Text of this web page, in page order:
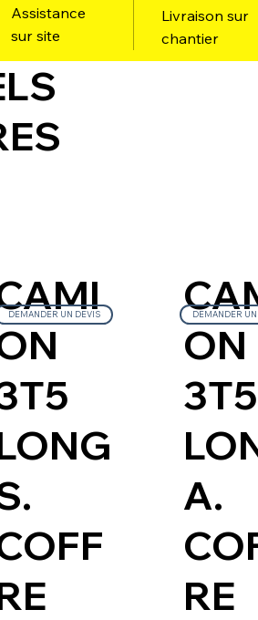
DEMANDER UN DEVIS
ON
3T5
A.
RE
DEMANDER
Assistance
sur site
Livraison sur
chantier